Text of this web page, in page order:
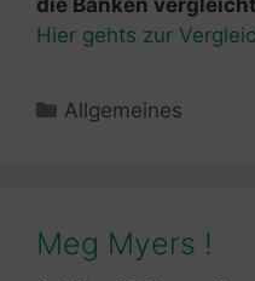
Hier gehts zur
Kategorien
Allgemeines
Meg Myers !